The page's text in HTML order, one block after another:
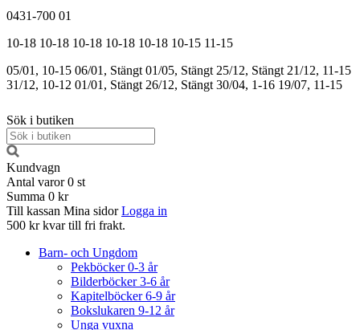
0431-700 01
10-18 10-18 10-18 10-18 10-18 10-15 11-15
05/01, 10-15 06/01, Stängt 01/05, Stängt 25/12, Stängt 21/12, 11-15
31/12, 10-12 01/01, Stängt 26/12, Stängt 30/04, 1-16 19/07, 11-15
Sök i butiken
Kundvagn
Antal varor 0 st
Summa 0 kr
Till kassan Mina sidor Logga in
500 kr kvar till fri frakt.
Barn- och Ungdom
Pekböcker 0-3 år
Bilderböcker 3-6 år
Kapitelböcker 6-9 år
Bokslukaren 9-12 år
Unga vuxna